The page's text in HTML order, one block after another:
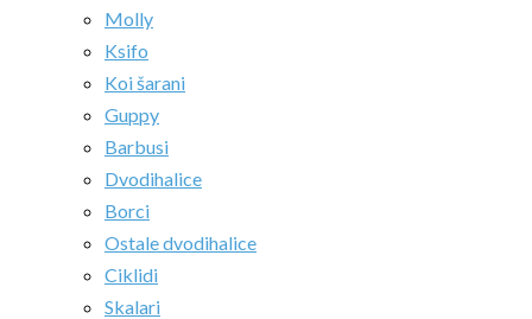
Molly
Ksifo
Koi šarani
Guppy
Barbusi
Dvodihalice
Borci
Ostale dvodihalice
Ciklidi
Skalari